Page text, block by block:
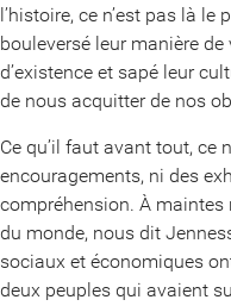
l’histoire, ce n’est pas là
bouleversé leur manière
d’existence et sapé leur
de nous acquitter de nos
Ce qu’il faut avant tout, ce
encouragements, ni des
compréhension. À maintes
du monde, nous dit
sociaux et économiques
deux peuples qui avaient